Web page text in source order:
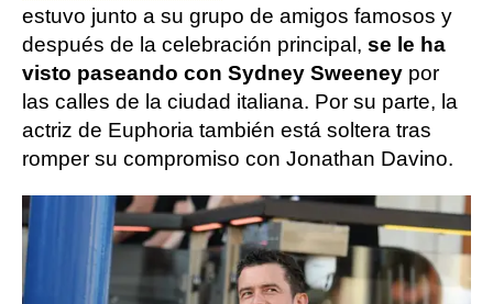
estuvo junto a su grupo de amigos famosos y
después de la celebración principal, se le ha
visto paseando con Sydney Sweeney por
las calles de la ciudad italiana. Por su parte, la
actriz de Euphoria también está soltera tras
romper su compromiso con Jonathan Davino.